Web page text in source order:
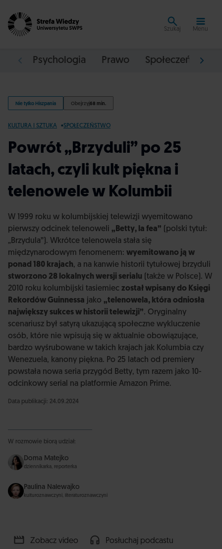
Szukaj Menu
Psychologia Prawo Społeczeństwo
Nie tylko Hiszpania Obejrzyj68 min.
KULTURA I SZTUKA SPOŁECZEŃSTWO
Powrót „Brzyduli” po 25
latach, czyli kult piękna i
telenowele w Kolumbii
W 1999 roku w kolumbijskiej telewizji wyemitowano
pierwszy odcinek telenoweli „Betty, la fea” (polski tytuł:
„Brzydula”). Wkrótce telenowela stała się
międzynarodowym fenomenem: wyemitowano ją w
ponad 180 krajach, a na kanwie historii tytułowej brzyduli
stworzono 28 lokalnych wersji serialu (także w Polsce). W
2010 roku kolumbijski tasiemiec został wpisany do Księgi
Rekordów Guinnessa jako „telenowela, która odniosła
największy sukces w historii telewizji”. Oryginalny
scenariusz był satyrą ukazującą społeczne wykluczenie
osób, które nie wpisują się w aktualnie obowiązujące,
bardzo wyśrubowane w takich krajach jak Kolumbia czy
Wenezuela, kanony piękna. Po 25 latach od premiery
powstała nowa seria przygód Betty, tym razem jako 10-
odcinkowy serial na platformie Amazon Prime.
Data publikacji: 24.09.2024
W rozmowie biorą udział:
Doma Matejko
dziennikarka, reporterka
Paulina Nalewajko
kulturoznawczyni, literaturoznawczyni
Zobacz video Posłuchaj podcastu